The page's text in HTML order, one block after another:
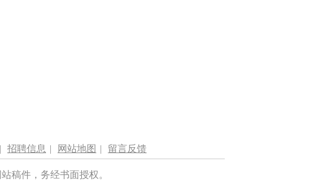
| 招聘信息 | 网站地图 | 留言反馈
稿件，务经书面授权。